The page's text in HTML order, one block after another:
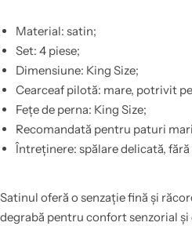
Material: satin;
Set: 4 piese;
Dimensiune: King Size;
Cearceaf pilotă: mare, potrivit
Fețe de perna: King Size;
Recomandată pentru paturi
Întreținere: spălare delicată,
Satinul oferă o senzație fină și
degrabă pentru confort senzorial și